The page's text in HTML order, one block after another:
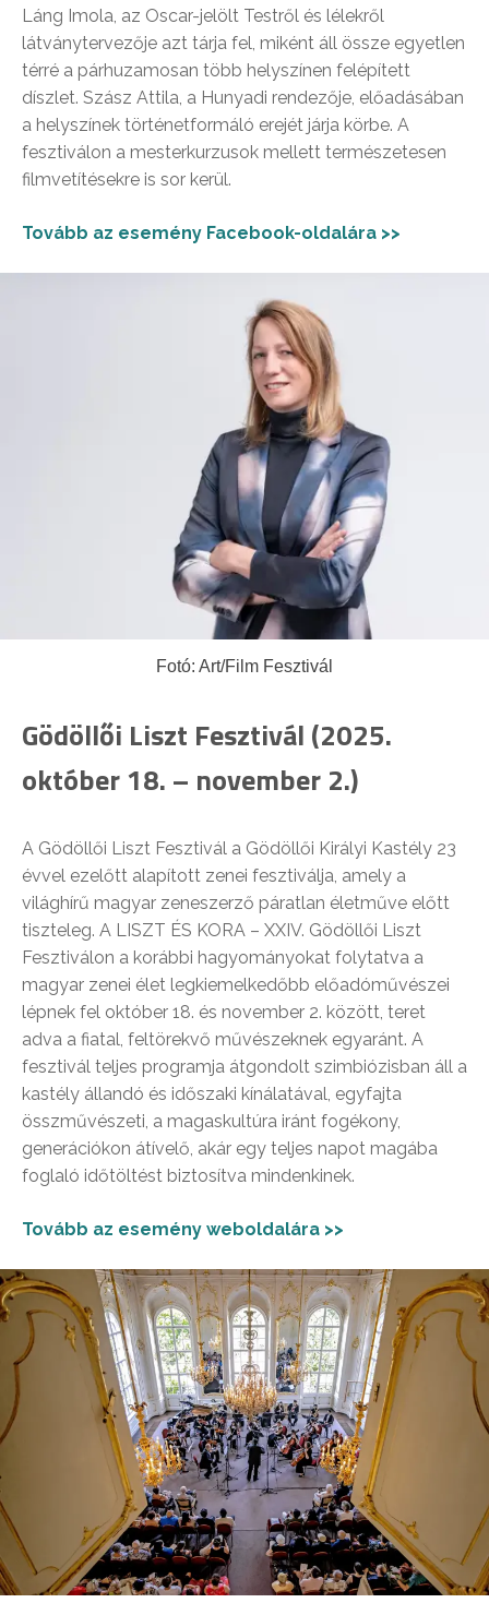
Láng Imola, az Oscar-jelölt Testről és lélekről
látványtervezője azt tárja fel, miként áll össze egyetlen
térré a párhuzamosan több helyszínen felépített
díszlet. Szász Attila, a Hunyadi rendezője, előadásában
a helyszínek történetformáló erejét járja körbe. A
fesztiválon a mesterkurzusok mellett természetesen
filmvetítésekre is sor kerül.
Tovább az esemény Facebook-oldalára >>
Fotó: Art/Film Fesztivál
Gödöllői Liszt Fesztivál (2025.
október 18. – november 2.)
A Gödöllői Liszt Fesztivál a Gödöllői Királyi Kastély 23
évvel ezelőtt alapított zenei fesztiválja, amely a
világhírű magyar zeneszerző páratlan életműve előtt
tiszteleg. A LISZT ÉS KORA – XXIV. Gödöllői Liszt
Fesztiválon a korábbi hagyományokat folytatva a
magyar zenei élet legkiemelkedőbb előadóművészei
lépnek fel október 18. és november 2. között, teret
adva a fiatal, feltörekvő művészeknek egyaránt. A
fesztivál teljes programja átgondolt szimbiózisban áll a
kastély állandó és időszaki kínálatával, egyfajta
összművészeti, a magaskultúra iránt fogékony,
generációkon átívelő, akár egy teljes napot magába
foglaló időtöltést biztosítva mindenkinek.
Tovább az esemény weboldalára >>